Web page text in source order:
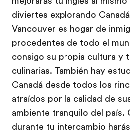
diviertes explorando
Vancouver es hogar de
procedentes de todo el
consigo su propia cultura y
culinarias. También hay
Canadá desde todos los
atraídos por la calidad de
ambiente tranquilo del país.
durante tu intercambio